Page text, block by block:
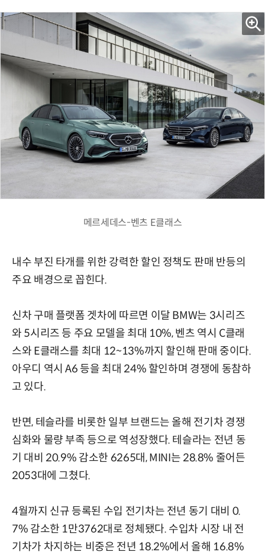
메르세데스-벤츠 E클래스
내수 부진 타개를 위한 강력한 할인 정책도 판매 반등의
주요 배경으로 꼽힌다.
신차 구매 플랫폼 겟차에 따르면 이달 BMW는 3시리즈
와 5시리즈 등 주요 모델을 최대 10%, 벤츠 역시 C클래
스와 E클래스를 최대 12~13%까지 할인해 판매 중이다.
아우디 역시 A6 등을 최대 24% 할인하며 경쟁에 동참하
고 있다.
반면, 테슬라를 비롯한 일부 브랜드는 올해 전기차 경쟁
심화와 물량 부족 등으로 역성장했다. 테슬라는 전년 동
기 대비 20.9% 감소한 6265대, MINI는 28.8% 줄어든
2053대에 그쳤다.
4월까지 신규 등록된 수입 전기차는 전년 동기 대비 0.
7% 감소한 1만3762대로 정체됐다. 수입차 시장 내 전
기차가 차지하는 비중은 전년 18.2%에서 올해 16.8%